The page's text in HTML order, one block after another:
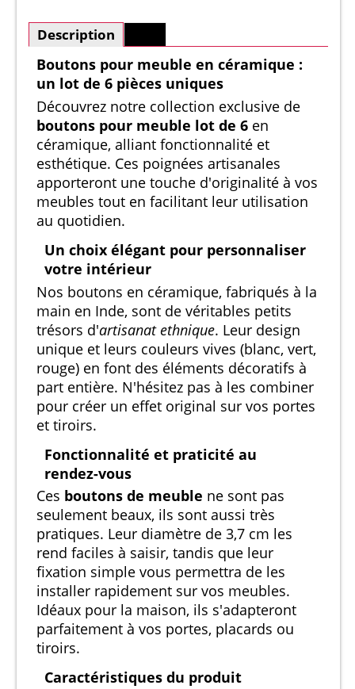
Description
Boutons pour meuble en céramique :
un lot de 6 pièces uniques
Découvrez notre collection exclusive de
boutons pour meuble lot de 6 en
céramique, alliant fonctionnalité et
esthétique. Ces poignées artisanales
apporteront une touche d'originalité à vos
meubles tout en facilitant leur utilisation
au quotidien.
Un choix élégant pour personnaliser
votre intérieur
Nos boutons en céramique, fabriqués à la
main en Inde, sont de véritables petits
trésors d'artisanat ethnique. Leur design
unique et leurs couleurs vives (blanc, vert,
rouge) en font des éléments décoratifs à
part entière. N'hésitez pas à les combiner
pour créer un effet original sur vos portes
et tiroirs.
Fonctionnalité et praticité au
rendez-vous
Ces boutons de meuble ne sont pas
seulement beaux, ils sont aussi très
pratiques. Leur diamètre de 3,7 cm les
rend faciles à saisir, tandis que leur
fixation simple vous permettra de les
installer rapidement sur vos meubles.
Idéaux pour la maison, ils s'adapteront
parfaitement à vos portes, placards ou
tiroirs.
Caractéristiques du produit